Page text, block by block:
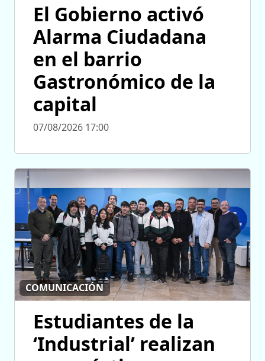
El Gobierno activó
Alarma Ciudadana
en el barrio
Gastronómico de la
capital
07/08/2026 17:00
COMUNICACIÓN
Estudiantes de la
‘Industrial’ realizan